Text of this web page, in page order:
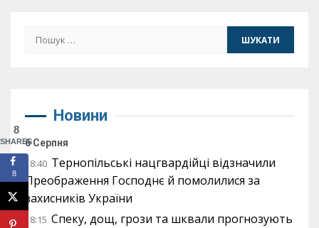
Пошук:
Новини
6 Серпня
18:40 Тернопільські нацгвардійці відзначили
Преображення Господнє й помолилися за
захисників України
18:15 Спеку, дощ, грози та шквали прогнозують
8
SHARES
8